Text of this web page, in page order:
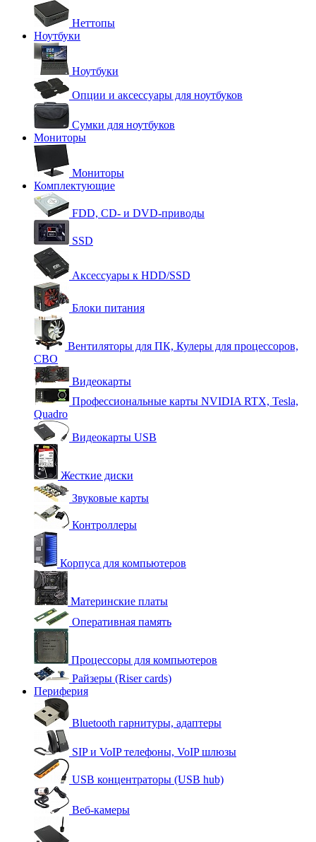
Неттопы
Ноутбуки
Ноутбуки
Опции и аксессуары для ноутбуков
Сумки для ноутбуков
Мониторы
Мониторы
Комплектующие
FDD, CD- и DVD-приводы
SSD
Аксессуары к HDD/SSD
Блоки питания
Вентиляторы для ПК, Кулеры для процессоров,
СВО
Видеокарты
Профессиональные карты NVIDIA RTX, Tesla,
Quadro
Видеокарты USB
Жесткие диски
Звуковые карты
Контроллеры
Корпуса для компьютеров
Материнские платы
Оперативная память
Процессоры для компьютеров
Райзеры (Riser cards)
Периферия
Bluetooth гарнитуры, адаптеры
SIP и VoIP телефоны, VoIP шлюзы
USB концентраторы (USB hub)
Веб-камеры